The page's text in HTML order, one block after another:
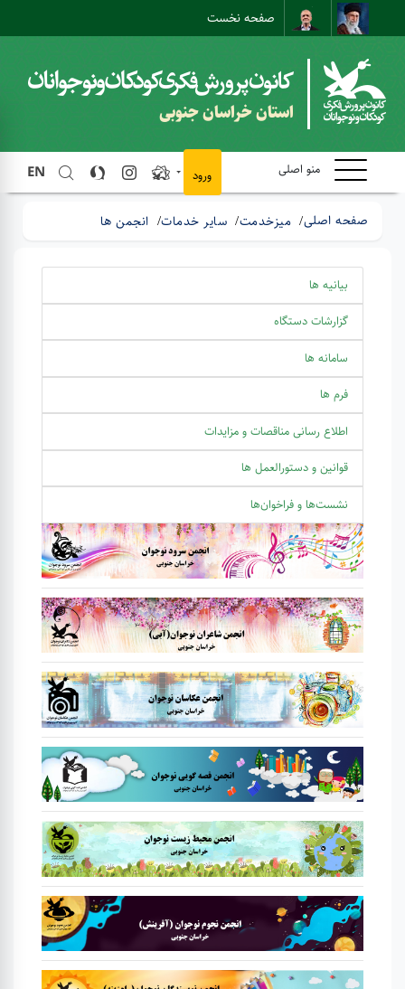
صفحه نخست
نقشه سایت
ارتباط مستقیم
استان خراسان جنوبی
منو اصلی EN ورود
صفحه اصلی میزخدمت سایر خدمات انجمن ها
بیانیه ها
گزارشات دستگاه
سامانه ها
فرم ها
اطلاع رسانی مناقصات و مزایدات
قوانین و دستورالعمل ها
نشست‌ها و فراخوان‌ها